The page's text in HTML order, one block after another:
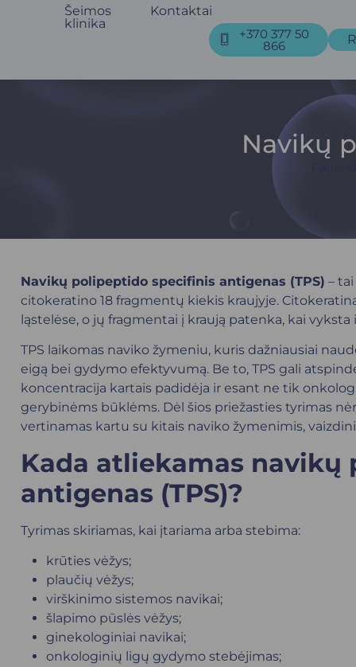
Šeimos
klinika
Kontaktai
+370 377 50
866
Navikų
Navikų polipeptido specifinis antigenas (TPS) –
citokeratino 18 fragmentų kiekis kraujyje.
ląstelėse, o jų fragmentai į kraują patenka, kai
TPS laikomas naviko žymeniu, kuris dažniausiai
eigą bei gydymo efektyvumą. Be to, TPS gali
koncentracija kartais padidėja ir esant ne tik
gerybinėms būklėms. Dėl šios priežasties tyrimas
vertinamas kartu su kitais naviko žymenimis,
Kada atliekamas navikų
antigenas (TPS)?
Tyrimas skiriamas, kai įtariama arba stebima:
krūties vėžys;
plaučių vėžys;
virškinimo sistemos navikai;
šlapimo pūslės vėžys;
ginekologiniai navikai;
onkologinių ligų gydymo stebėjimas;